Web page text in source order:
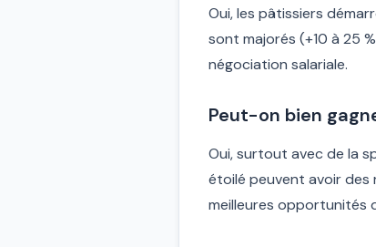
Oui, les pâtissiers
sont majorés (+10 à 25
négociation salariale.
Peut-on bien
Oui, surtout avec de la
étoilé peuvent avoir des
meilleures opportunités